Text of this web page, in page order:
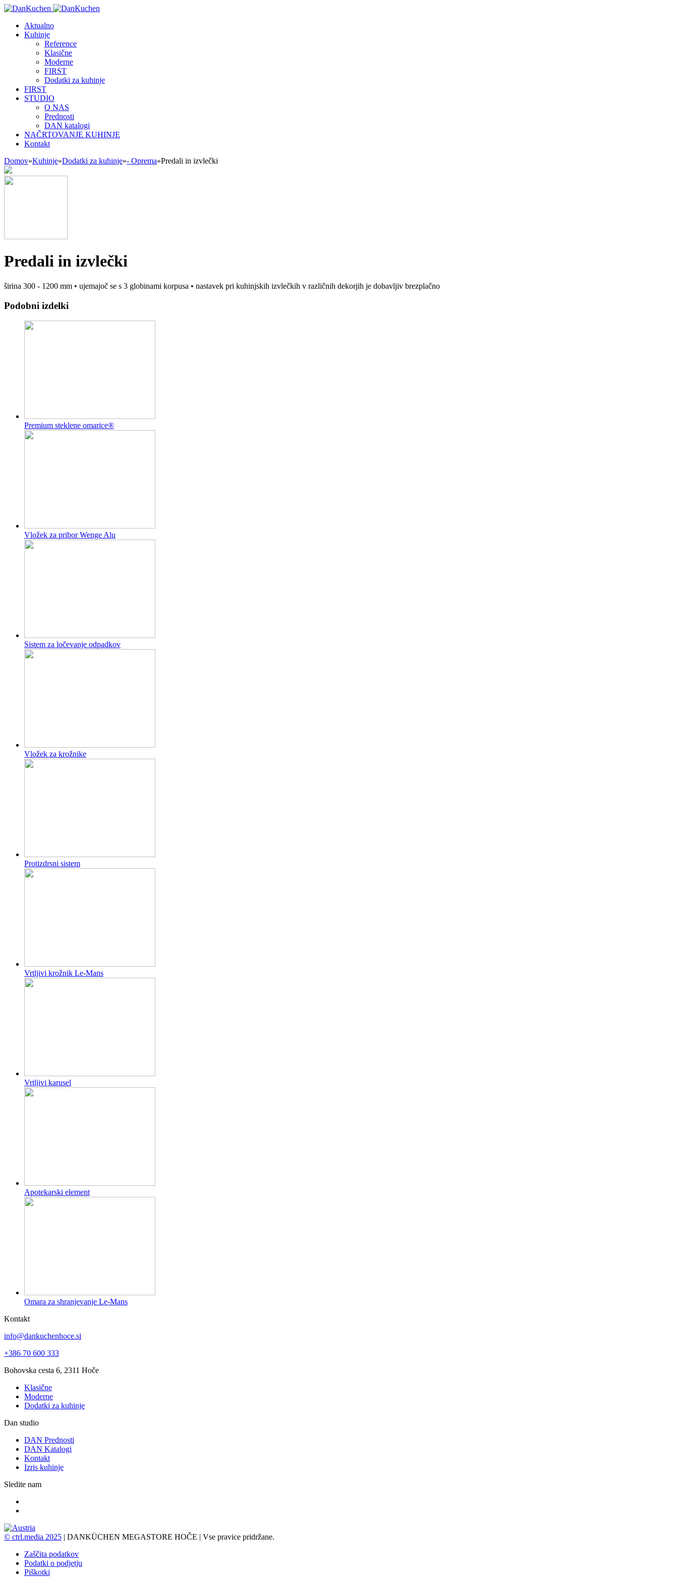
Aktualno
Kuhinje
Reference
Klasične
Moderne
FIRST
Dodatki za kuhinje
FIRST
STUDIO
O NAS
Prednosti
DAN katalogi
NAČRTOVANJE KUHINJE
Kontakt
Domov»Kuhinje»Dodatki za kuhinje»- Oprema»Predali in izvlečki
Predali in izvlečki
širina 300 - 1200 mm • ujemajoč se s 3 globinami korpusa • nastavek pri kuhinjskih izvlečkih v različnih dekorjih je dobavljiv brezplačno
Podobni izdelki
Premium steklene omarice®
Vložek za pribor Wenge Alu
Sistem za ločevanje odpadkov
Vložek za krožnike
Protizdrsni sistem
Vrtljivi krožnik Le-Mans
Vrtljivi karusel
Apotekarski element
Omara za shranjevanje Le-Mans
Kontakt
info@dankuchenhoce.si
+386 70 600 333
Bohovska cesta 6, 2311 Hoče
Klasične
Moderne
Dodatki za kuhinje
Dan studio
DAN Prednosti
DAN Katalogi
Kontakt
Izris kuhinje
Sledite nam
© ctrl.media 2025 | DANKÜCHEN MEGASTORE HOČE | Vse pravice pridržane.
Zaščita podatkov
Podatki o podjetju
Piškotki